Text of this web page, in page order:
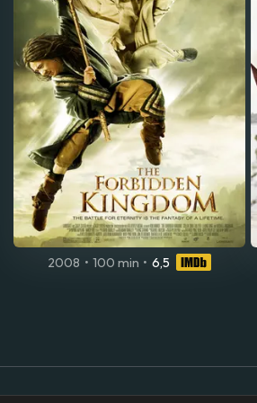
2008 • 100 min • 6,5